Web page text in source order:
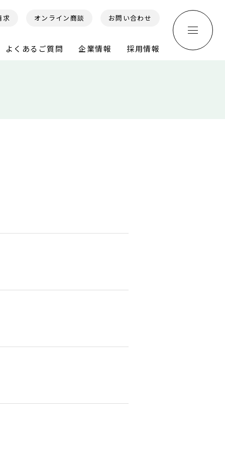
求 オンライン商談 お問い合わせ
よくあるご質問 企業情報 採用情報